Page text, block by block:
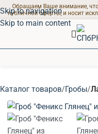
Skip to navigation
Skip to main content
Обращаем Ваше внимание,
публичной оферты, и носит
ПРОЩАЛЬНЫЕ ЗАЛЫ
Современные залы
для траурных
мероприятий
Каталог товаров Гробы